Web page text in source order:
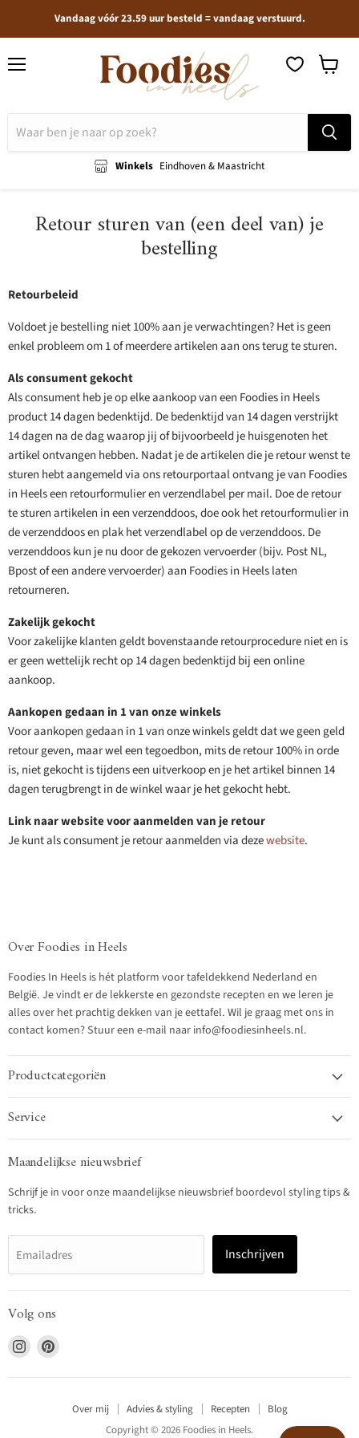
Vandaag vóór 23.59 uur besteld = vandaag verstuurd.
Winkels Eindhoven & Maastricht
Retour sturen van (een deel van) je
bestelling
Retourbeleid
Voldoet je bestelling niet 100% aan je verwachtingen? Het is geen
enkel probleem om 1 of meerdere artikelen aan ons terug te sturen.
Als consument gekocht
Als consument heb je op elke aankoop van een Foodies in Heels
product 14 dagen bedenktijd. De bedenktijd van 14 dagen verstrijkt
14 dagen na de dag waarop jij of bijvoorbeeld je huisgenoten het
artikel ontvangen hebben. Nadat je de artikelen die je retour wenst te
sturen hebt aangemeld via ons retourportaal ontvang je van Foodies
in Heels een retourformulier en verzendlabel per mail. Doe de retour
te sturen artikelen in een verzenddoos, doe ook het retourformulier in
de verzenddoos en plak het verzendlabel op de verzenddoos. De
verzenddoos kun je nu door de gekozen vervoerder (bijv. Post NL,
Bpost of een andere vervoerder) aan Foodies in Heels laten
retourneren.
Zakelijk gekocht
Voor zakelijke klanten geldt bovenstaande retourprocedure niet en is
er geen wettelijk recht op 14 dagen bedenktijd bij een online
aankoop.
Aankopen gedaan in 1 van onze winkels
Voor aankopen gedaan in 1 van onze winkels geldt dat we geen geld
retour geven, maar wel een tegoedbon, mits de retour 100% in orde
is, niet gekocht is tijdens een uitverkoop en je het artikel binnen 14
dagen terugbrengt in de winkel waar je het gekocht hebt.
Link naar website voor aanmelden van je retour
Je kunt als consument je retour aanmelden via dezewebsite.
Over Foodies in Heels
Foodies In Heels is hét platform voor tafeldekkend Nederland en
België. Je vindt er de lekkerste en gezondste recepten en we leren je
alles over het prachtig dekken van je eettafel. Wil je graag met ons in
contact komen? Stuur een e-mail naar info@foodiesinheels.nl.
Productcategoriën
Service
Maandelijkse nieuwsbrief
Schrijf je in voor onze maandelijkse nieuwsbrief boordevol styling tips &
tricks.
Emailadres Inschrijven
Volg ons
Vind
ons
op
Vind
op
Over mij Advies & styling Recepten
Blog
Copyright © 2026 Foodies in Heels.